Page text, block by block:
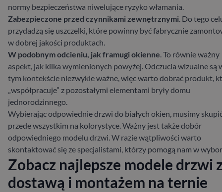
normy bezpieczeństwa niwelujące ryzyko włamania.
Zabezpieczone przed czynnikami zewnętrznymi. Do tego
przydadzą się uszczelki, które powinny być fabrycznie
w dobrej jakości produktach.
W podobnym odcieniu, jak framugi okienne. To równie ważny
aspekt, jak kilka wymienionych powyżej. Odczucia wizualne są
tym kontekście niezwykle ważne, więc warto dobrać produkt,
„współpracuje” z pozostałymi elementami bryły domu
jednorodzinnego.
Wybierając odpowiednie drzwi do białych okien, musimy
przede wszystkim na kolorystyce. Ważny jest także dobór
odpowiedniego modelu drzwi. W razie wątpliwości warto
skontaktować się ze specjalistami, którzy pomogą nam w
Zobacz najlepsze modele drzwi
dostawą i montażem na ternie